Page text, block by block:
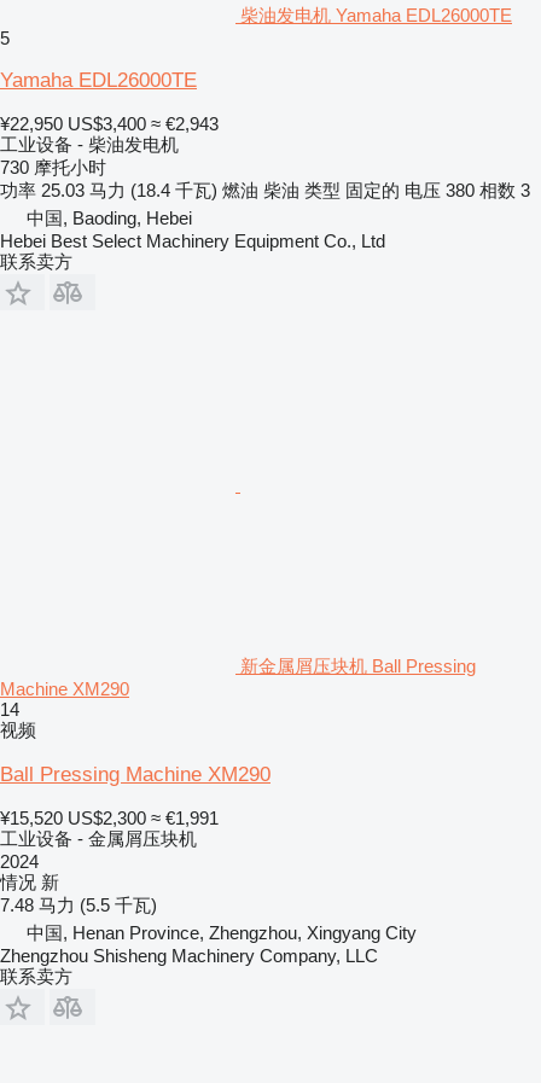
柴油发电机 Yamaha EDL26000TE
5
Yamaha EDL26000TE
¥22,950 US$3,400 ≈ €2,943
工业设备 - 柴油发电机
730 摩托小时
功率 25.03 马力 (18.4 千瓦) 燃油 柴油 类型 固定的 电压 380 相数 3
中国, Baoding, Hebei
Hebei Best Select Machinery Equipment Co., Ltd
联系卖方
新金属屑压块机 Ball Pressing
Machine XM290
14
视频
Ball Pressing Machine XM290
¥15,520 US$2,300 ≈ €1,991
工业设备 - 金属屑压块机
2024
情况 新
7.48 马力 (5.5 千瓦)
中国, Henan Province, Zhengzhou, Xingyang City
Zhengzhou Shisheng Machinery Company, LLC
联系卖方